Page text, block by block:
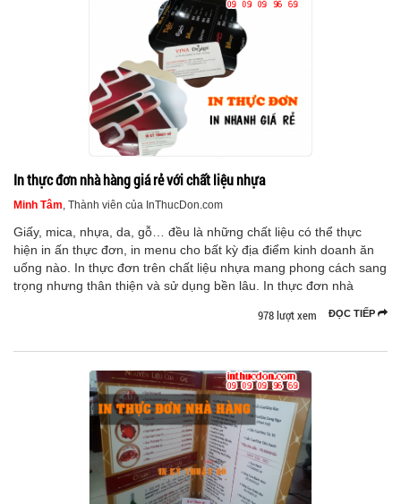
In thực đơn nhà hàng giá rẻ với chất liệu nhựa
Minh Tâm, Thành viên của InThucDon.com
Giấy, mica, nhựa, da, gỗ… đều là những chất liệu có thể thực
hiện in ấn thực đơn, in menu cho bất kỳ địa điểm kinh doanh ăn
uống nào. In thực đơn trên chất liệu nhựa mang phong cách sang
trọng nhưng thân thiện và sử dụng bền lâu. In thực đơn nhà
ĐỌC TIẾP
978 lượt xem